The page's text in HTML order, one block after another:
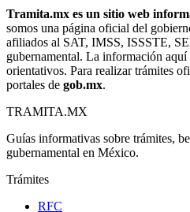
Tramita.mx es un sitio web
somos una página oficial del
afiliados al SAT, IMSS, ISSSTE,
gubernamental. La información
orientativos. Para realizar trámites
portales de gob.mx.
TRAMITA.MX
Guías informativas sobre trámites,
gubernamental en México.
Trámites
RFC